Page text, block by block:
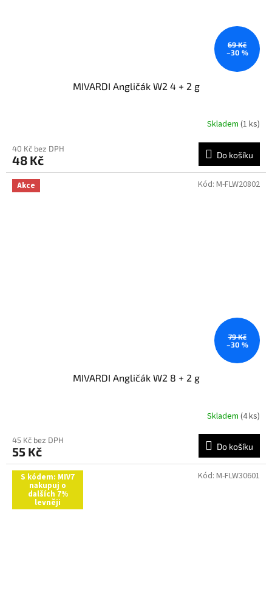
69 Kč
–30 %
MIVARDI Angličák W2 4 + 2 g
Skladem (1 ks)
40 Kč bez DPH
48 Kč Do košíku
Akce
79 Kč
–30 %
MIVARDI Angličák W2 8 + 2 g
Skladem (4 ks)
45 Kč bez DPH
55 Kč Do košíku
Kód: M-FLW20802
S kódem: MIV7
nakupuj o
dalších 7%
levněji
Kód: M-FLW30601